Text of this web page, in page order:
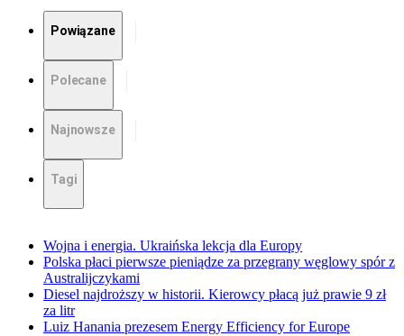
Powiązane
Polecane
Najnowsze
Tagi
Wojna i energia. Ukraińska lekcja dla Europy
Polska płaci pierwsze pieniądze za przegrany węglowy spór z
Australijczykami
Diesel najdroższy w historii. Kierowcy płacą już prawie 9 zł
za litr
Luiz Hanania prezesem Energy Efficiency for Europe